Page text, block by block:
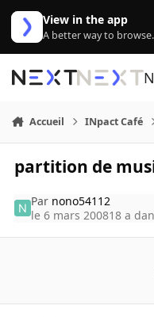
Aller au contenu
View in the app
A better way to browse.
Accueil INpact Café
partition de
Par nono54112
le 6 mars 200818 a